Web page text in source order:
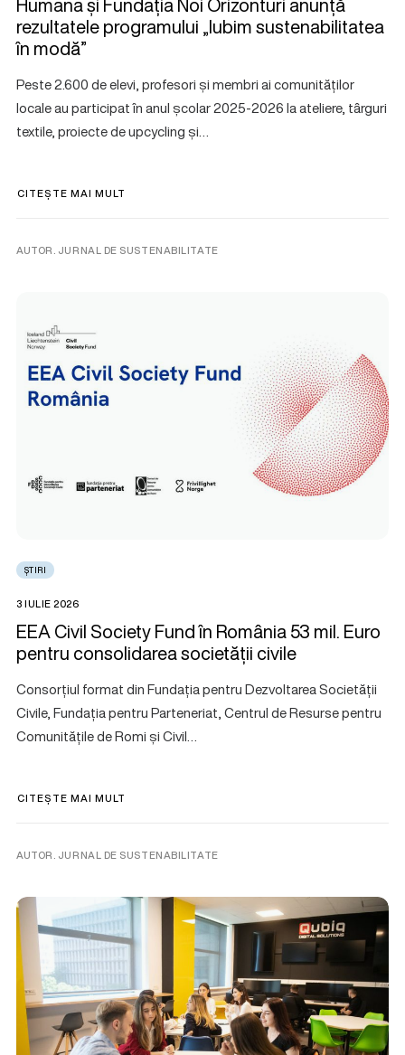
rezultatele programului „Iubim sustenabilitatea
în modă”
Peste 2.600 de elevi, profesori și membri ai comunităților
locale au participat în anul școlar 2025-2026 la ateliere, târguri
textile, proiecte de upcycling și…
CITEȘTE MAI MULT
AUTOR. JURNAL DE SUSTENABILITATE
ȘTIRI
3 IULIE 2026
EEA Civil Society Fund în România 53 mil. Euro
pentru consolidarea societății civile
Consorțiul format din Fundația pentru Dezvoltarea Societății
Civile, Fundația pentru Parteneriat, Centrul de Resurse pentru
Comunitățile de Romi și Civil…
CITEȘTE MAI MULT
AUTOR. JURNAL DE SUSTENABILITATE